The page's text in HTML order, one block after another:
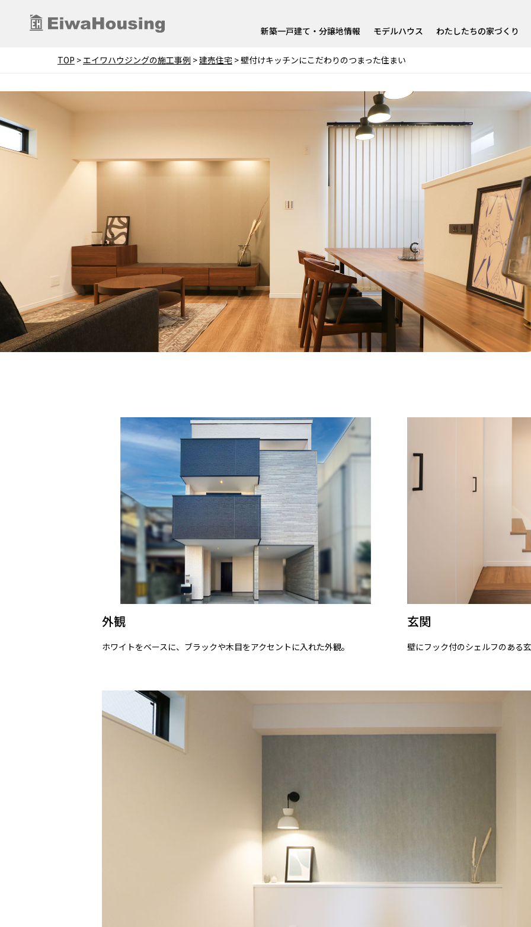
新築一戸建て・分譲地情報 モデルハウス わたしたちの家づくり
TOP >エイワハウジングの施工事例 >建売住宅 >壁付けキッチンにこだわりのつまった住まい
外観
ホワイトをベースに、ブラックや木目をアクセントに入れた外観。
玄関
壁にフック付のシェルフのある